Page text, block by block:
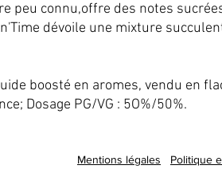
peu connu,offre des notes
dévoile une mixture
boosté en aromes, vendu en
Dosage PG/VG : 5O%/50%.
Mentions légales Politique